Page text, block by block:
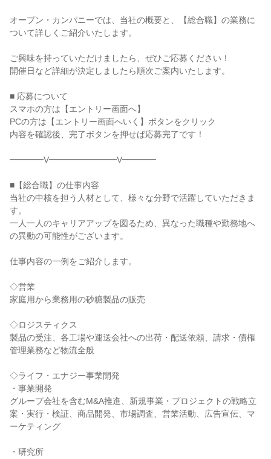
オープン・カンパニーでは、当社の概要と、【総合職】の業務に
ついて詳しくご紹介いたします。
ご興味を持っていただけましたら、ぜひご応募ください！
開催日など詳細が決定しましたら順次ご案内いたします。
■ 応募について
スマホの方は【エントリー画面へ】
PCの方は【エントリー画面へいく】ボタンをクリック
内容を確認後、完了ボタンを押せば応募完了です！
━━━━V━━━━━━━━V━━━━
■【総合職】の仕事内容
当社の中核を担う人材として、様々な分野で活躍していただきま
す。
一人一人のキャリアアップを図るため、異なった職種や勤務地へ
の異動の可能性がございます。
仕事内容の一例をご紹介します。
◇営業
家庭用から業務用の砂糖製品の販売
◇ロジスティクス
製品の受注、各工場や運送会社への出荷・配送依頼、請求・債権
管理業務など物流全般
◇ライフ・エナジー事業開発
・事業開発
グループ会社を含むM&A推進、新規事業・プロジェクトの戦略立
案・実行・検証、商品開発、市場調査、営業活動、広告宣伝、マ
ーケティング
・研究所